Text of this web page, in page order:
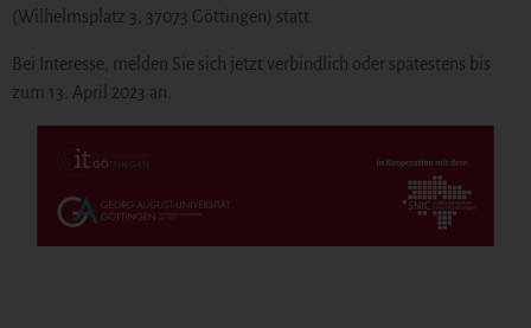
(Wilhelmsplatz 3, 37073 Göttingen) statt.
Bei Interesse, melden Sie sich jetzt verbindlich oder spätestens bis
zum 13. April 2023 an.